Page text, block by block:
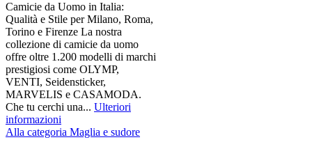
Camicie da Uomo in Italia:
Qualità e Stile per Milano, Roma,
Torino e Firenze La nostra
collezione di camicie da uomo
offre oltre 1.200 modelli di marchi
prestigiosi come OLYMP,
VENTI, Seidensticker,
MARVELIS e CASAMODA.
Che tu cerchi una... Ulteriori
informazioni
Alla categoria Maglia e sudore